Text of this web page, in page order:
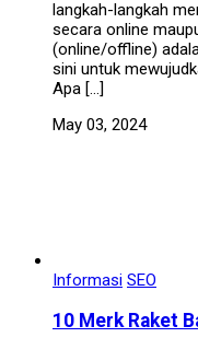
langkah-langkah
secara online
(online/offline)
sini untuk
Apa […]
May 03, 2024
Informasi SEO
10 Merk Raket